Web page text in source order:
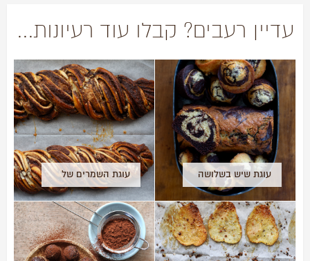
עדיין רעבים? קבלו עוד רעיונות...
עוגת שיש בשלושה עוגת השמרים של
ליאת שרון